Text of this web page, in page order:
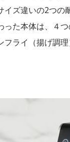
ズ違いの2つ
た本体は、４
ライ（揚げ調